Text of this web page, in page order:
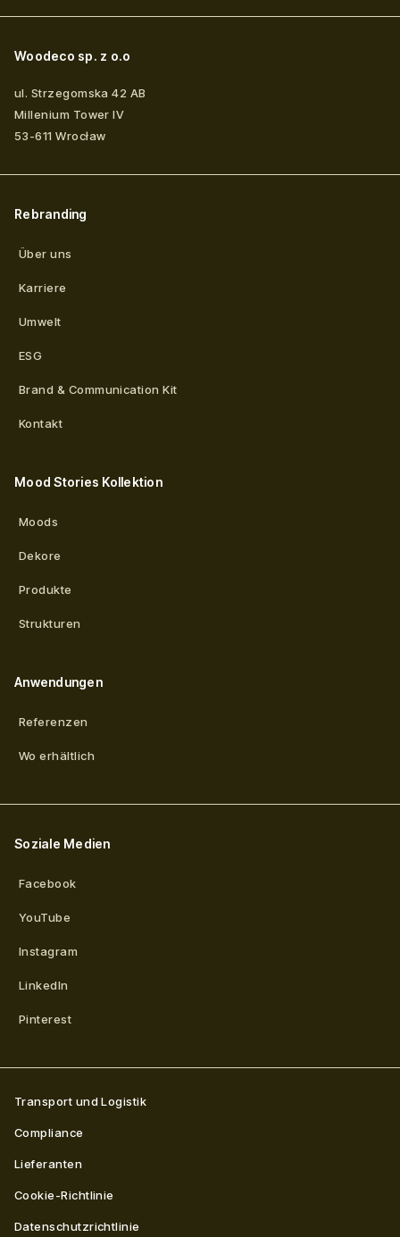
Woodeco sp. z o.o
ul. Strzegomska 42 AB
Millenium Tower IV
53-611 Wrocław
Rebranding
Über uns
Karriere
Umwelt
ESG
Brand & Communication Kit
Kontakt
Mood Stories Kollektion
Moods
Dekore
Produkte
Strukturen
Anwendungen
Referenzen
Wo erhältlich
Soziale Medien
Facebook
YouTube
Instagram
LinkedIn
Pinterest
Transport und Logistik
Compliance
Lieferanten
Cookie-Richtlinie
Datenschutzrichtlinie